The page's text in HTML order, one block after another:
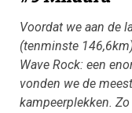
Voordat we aan de
(tenminste
Wave Rock: een
vonden we de
kampeerplekken.